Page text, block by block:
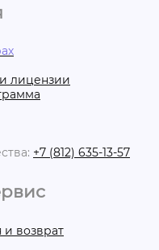
лицензии
+7 (812) 635-13-57
и возврат